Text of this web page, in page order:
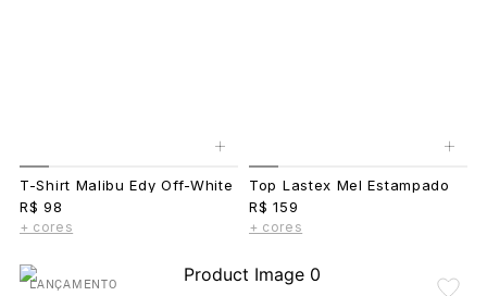
+
T-Shirt Malibu Edy Off-White
R$ 98
+ cores
+
Top Lastex Mel Estampado
R$ 159
+ cores
LANÇAMENTO